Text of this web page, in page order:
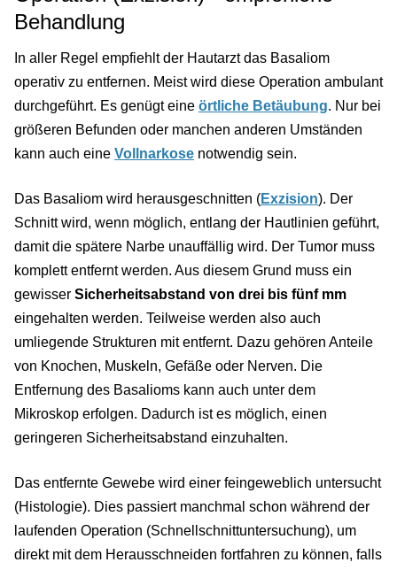
Behandlung
In aller Regel empfiehlt der Hautarzt das Basaliom
operativ zu entfernen. Meist wird diese Operation ambulant
durchgeführt. Es genügt eine örtliche Betäubung. Nur bei
größeren Befunden oder manchen anderen Umständen
kann auch eine Vollnarkose notwendig sein.
Das Basaliom wird herausgeschnitten (Exzision). Der
Schnitt wird, wenn möglich, entlang der Hautlinien geführt,
damit die spätere Narbe unauffällig wird. Der Tumor muss
komplett entfernt werden. Aus diesem Grund muss ein
gewisser Sicherheitsabstand von drei bis fünf mm
eingehalten werden. Teilweise werden also auch
umliegende Strukturen mit entfernt. Dazu gehören Anteile
von Knochen, Muskeln, Gefäße oder Nerven. Die
Entfernung des Basalioms kann auch unter dem
Mikroskop erfolgen. Dadurch ist es möglich, einen
geringeren Sicherheitsabstand einzuhalten.
Das entfernte Gewebe wird einer feingeweblich untersucht
(Histologie). Dies passiert manchmal schon während der
laufenden Operation (Schnellschnittuntersuchung), um
direkt mit dem Herausschneiden fortfahren zu können, falls